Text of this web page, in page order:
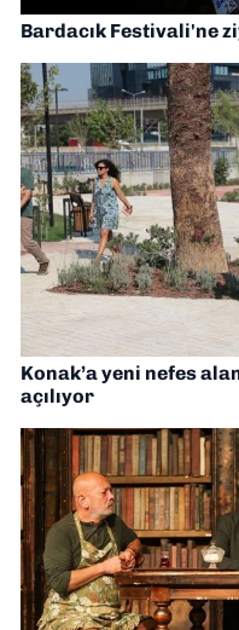
Bardacık Festivali'ne
Konak’a yeni nefes
açılıyor